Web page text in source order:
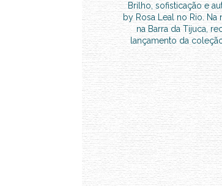
Brilho, sofisticação e
by Rosa Leal no Rio. Na
na Barra da Tijuca,
lançamento da